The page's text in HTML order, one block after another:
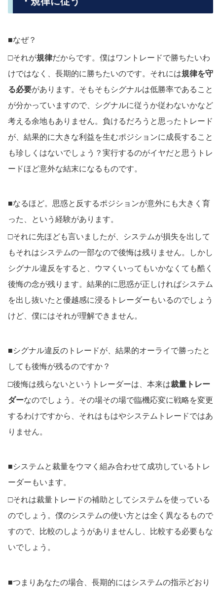
■なぜ？
□それが規律だからです。僕はワントレードで勝ちたいわ
けではなく、長期的に勝ちたいのです。それには規律を守
る必要があります。そもそもシグナルは低勝率であること
が分かっていますので、シグナルに従うか従わないかなど
考える余地もありません。負けるだろうと思ったトレード
が、結果的に大きな利益を生むポジションに成長すること
も珍しくはないでしょう？実行するのがイヤだと思うトレ
ードほど意外な結末になるものです。
■なるほど。思惑と反するポジションが意外にも大きく育
った、という経験があります。
□それに先ほども言いましたが、システムが損失を出して
もそれはシステムの一部なので後悔は残りません。しかし
シグナル違反をすると、ウマくいってもいかなくても酷く
後悔の念が残ります。結果的に思惑が正しければシステム
を出し抜いたと優越感に浸るトレーダーもいるのでしょう
けど、僕にはそれが理解できません。
■シグナル違反のトレードが、結果的オーライで勝ったと
しても後悔が残るのですか？
□後悔は残らないというトレーダーは、本来は裁量トレー
ダーなのでしょう。その場その場で臨機応変に戦略を変更
するわけですから、それはもはやシステムトレードではあ
りません。
■システムと裁量をウマく組み合わせて成功しているトレ
ーダーもいます。
□それは裁量トレードの補助としてシステムを使っている
のでしょう。僕のシステムの使い方とは全く異なるもので
すので、比較のしようがありませんし、比較する必要もな
いでしょう。
■つまりあなたの場合、長期的にはシステムの指示どおり